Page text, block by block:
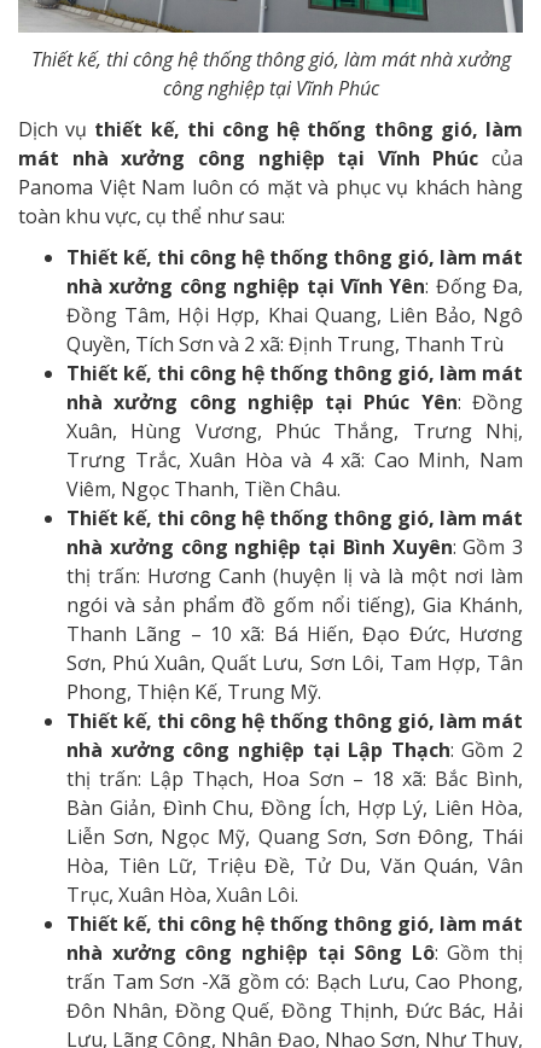
Thiết kế, thi công hệ thống thông gió, làm mát nhà xưởng
công nghiệp tại Vĩnh Phúc
Dịch vụ thiết kế, thi công hệ thống thông gió, làm
mát nhà xưởng công nghiệp tại Vĩnh Phúc của
Panoma Việt Nam luôn có mặt và phục vụ khách hàng
toàn khu vực, cụ thể như sau:
Thiết kế, thi công hệ thống thông gió, làm mát
nhà xưởng công nghiệp tại Vĩnh Yên: Đống Đa,
Đồng Tâm, Hội Hợp, Khai Quang, Liên Bảo, Ngô
Quyền, Tích Sơn và 2 xã: Định Trung, Thanh Trù
Thiết kế, thi công hệ thống thông gió, làm mát
nhà xưởng công nghiệp tại Phúc Yên: Đồng
Xuân, Hùng Vương, Phúc Thắng, Trưng Nhị,
Trưng Trắc, Xuân Hòa và 4 xã: Cao Minh, Nam
Viêm, Ngọc Thanh, Tiền Châu.
Thiết kế, thi công hệ thống thông gió, làm mát
nhà xưởng công nghiệp tại Bình Xuyên: Gồm 3
thị trấn: Hương Canh (huyện lị và là một nơi làm
ngói và sản phẩm đồ gốm nổi tiếng), Gia Khánh,
Thanh Lãng – 10 xã: Bá Hiến, Đạo Đức, Hương
Sơn, Phú Xuân, Quất Lưu, Sơn Lôi, Tam Hợp, Tân
Phong, Thiện Kế, Trung Mỹ.
Thiết kế, thi công hệ thống thông gió, làm mát
nhà xưởng công nghiệp tại Lập Thạch: Gồm 2
thị trấn: Lập Thạch, Hoa Sơn – 18 xã: Bắc Bình,
Bàn Giản, Đình Chu, Đồng Ích, Hợp Lý, Liên Hòa,
Liễn Sơn, Ngọc Mỹ, Quang Sơn, Sơn Đông, Thái
Hòa, Tiên Lữ, Triệu Đề, Tử Du, Văn Quán, Vân
Trục, Xuân Hòa, Xuân Lôi.
Thiết kế, thi công hệ thống thông gió, làm mát
nhà xưởng công nghiệp tại Sông Lô: Gồm thị
trấn Tam Sơn -Xã gồm có: Bạch Lưu, Cao Phong,
Đôn Nhân, Đồng Quế, Đồng Thịnh, Đức Bác, Hải
Lựu, Lãng Công, Nhân Đạo, Nhạo Sơn, Như Thụy,